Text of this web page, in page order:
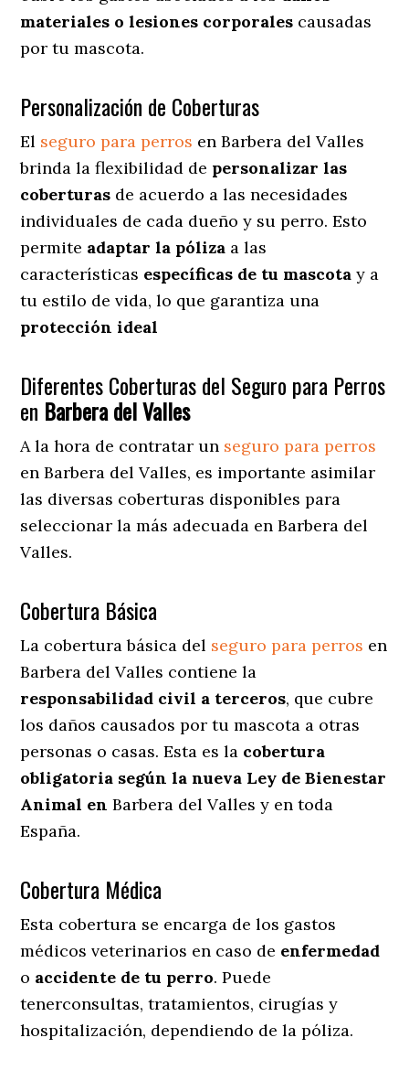
materiales o lesiones corporales causadas
por tu mascota.
Personalización de Coberturas
El seguro para perros en Barbera del Valles
brinda la flexibilidad de personalizar las
coberturas de acuerdo a las necesidades
individuales de cada dueño y su perro. Esto
permite adaptar la póliza a las
características específicas de tu mascota y a
tu estilo de vida, lo que garantiza una
protección ideal
Diferentes Coberturas del Seguro para Perros
en Barbera del Valles
A la hora de contratar un seguro para perros
en Barbera del Valles, es importante asimilar
las diversas coberturas disponibles para
seleccionar la más adecuada en Barbera del
Valles.
Cobertura Básica
La cobertura básica del seguro para perros en
Barbera del Valles contiene la
responsabilidad civil a terceros, que cubre
los daños causados por tu mascota a otras
personas o casas. Esta es la cobertura
obligatoria según la nueva Ley de Bienestar
Animal enBarbera del Valles y en toda
España.
Cobertura Médica
Esta cobertura se encarga de los gastos
médicos veterinarios en caso de enfermedad
o accidente de tu perro. Puede
tenerconsultas, tratamientos, cirugías y
hospitalización, dependiendo de la póliza.